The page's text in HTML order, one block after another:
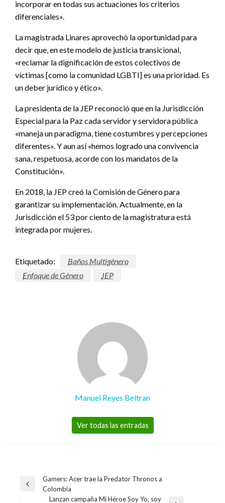
incorporar en todas sus actuaciones los criterios
diferenciales».
La magistrada Linares aprovechó la oportunidad para
decir que, en este modelo de justicia transicional,
«reclamar la dignificación de estos colectivos de
víctimas [como la comunidad LGBTI] es una prioridad. Es
un deber jurídico y ético».
La presidenta de la JEP reconoció que en la Jurisdicción
Especial para la Paz cada servidor y servidora pública
«maneja un paradigma, tiene costumbres y percepciones
diferentes». Y aun así «hemos logrado una convivencia
sana, respetuosa, acorde con los mandatos de la
Constitución».
En 2018, la JEP creó la Comisión de Género para
garantizar su implementación. Actualmente, en la
Jurisdicción el 53 por ciento de la magistratura está
integrada por mujeres.
Etiquetado:
Baños Multigénero
Enfoque de Género
JEP
Manuel Reyes Beltran
Ver todas las entradas
Navegación
Entrada
Gamers: Acer trae la Predator Thronos a
Colombia
Lanzan campaña Mi Héroe Soy Yo, soy